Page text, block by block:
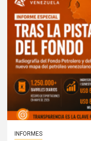
INFORMES